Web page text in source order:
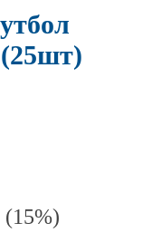
(25шт)
(15%)